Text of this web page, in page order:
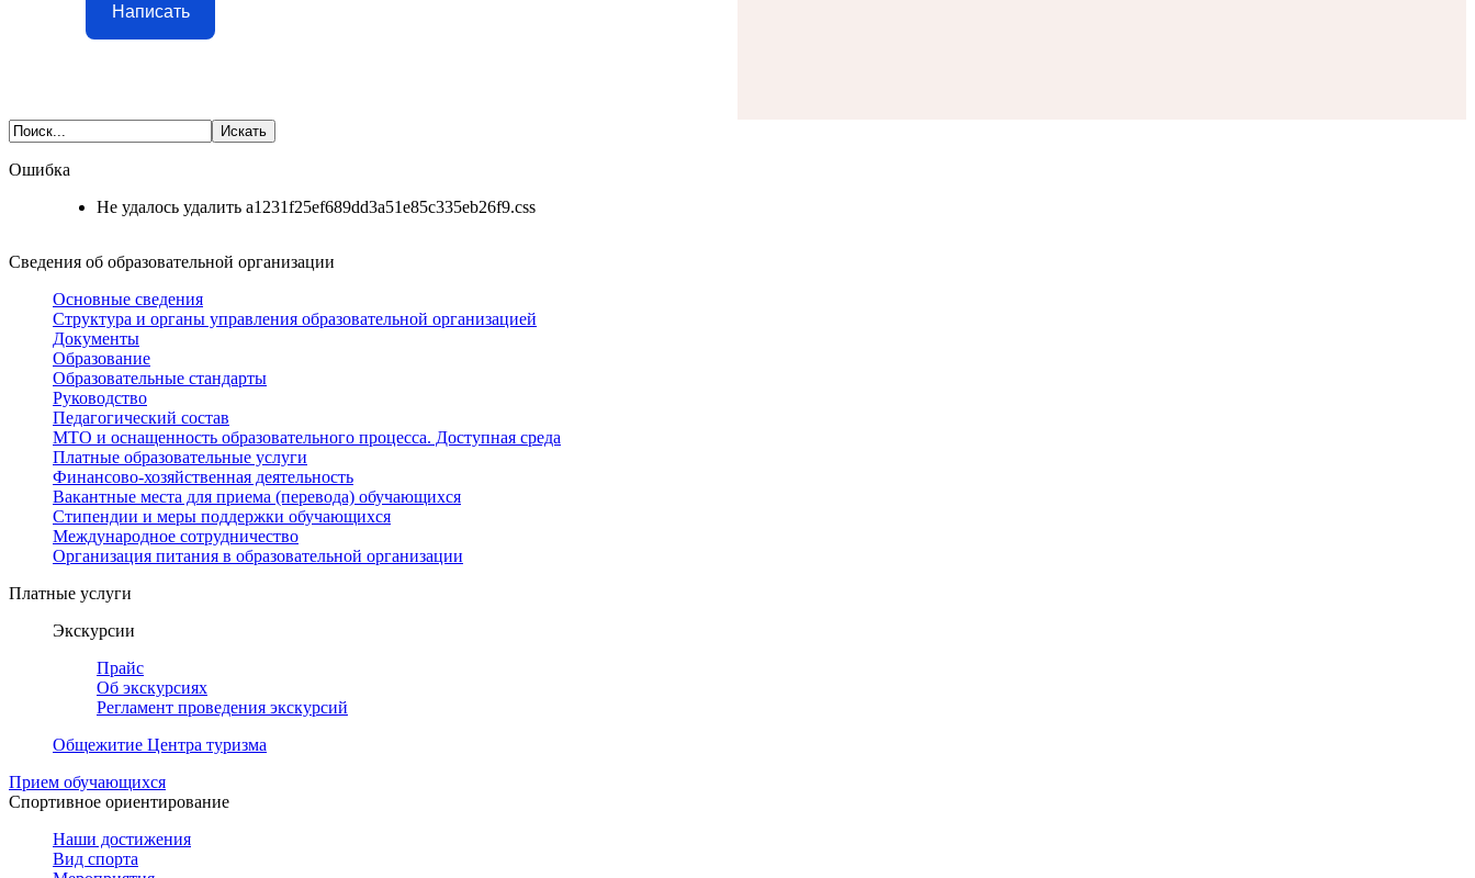
Написать
Ошибка
Не удалось удалить a1231f25ef689dd3a51e85c335eb26f9.css
Сведения об образовательной организации
Основные сведения
Структура и органы управления образовательной организацией
Документы
Образование
Образовательные стандарты
Руководство
Педагогический состав
МТО и оснащенность образовательного процесса. Доступная среда
Платные образовательные услуги
Финансово-хозяйственная деятельность
Вакантные места для приема (перевода) обучающихся
Стипендии и меры поддержки обучающихся
Международное сотрудничество
Организация питания в образовательной организации
Платные услуги
Экскурсии
Прайс
Об экскурсиях
Регламент проведения экскурсий
Общежитие Центра туризма
Прием обучающихся
Спортивное ориентирование
Наши достижения
Вид спорта